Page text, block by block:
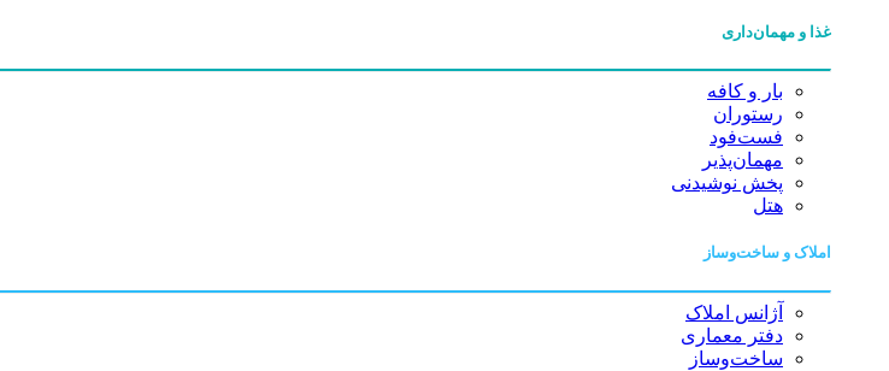
غذا و مهمان‌داری
بار و کافه
رستوران
فست‌فود
مهمان‌پذیر
پخش نوشیدنی
هتل
املاک و ساخت‌وساز
آژانس املاک
دفتر معماری
ساخت‌وساز